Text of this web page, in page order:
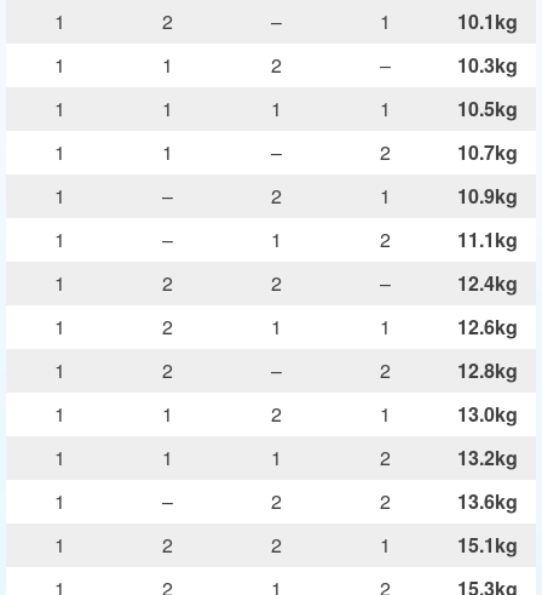
1
2 – 1
10.1kg
1
1 2 –
10.3kg
1
1 1 1
10.5kg
1
1 – 2
10.7kg
1
– 2 1
10.9kg
1
– 1 2
11.1kg
1
2 2 –
12.4kg
1
2 1 1
12.6kg
1
2 – 2
12.8kg
1
1 2 1
13.0kg
1
1 1 2
13.2kg
1
– 2 2
13.6kg
1
2 2 1
15.1kg
1
2 1 2
15.3kg